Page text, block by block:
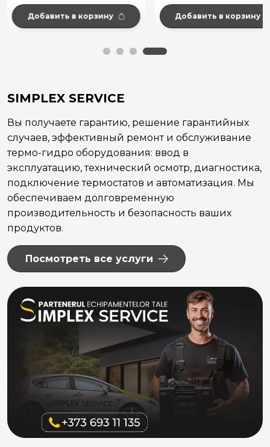
Добавить в корзину Добавить в корзину
SIMPLEX SERVICE
Вы получаете гарантию, решение гарантийных
случаев, эффективный ремонт и обслуживание
термо-гидро оборудования: ввод в
эксплуатацию, технический осмотр, диагностика,
подключение термостатов и автоматизация. Мы
обеспечиваем долговременную
производительность и безопасность ваших
продуктов.
Посмотреть все услуги